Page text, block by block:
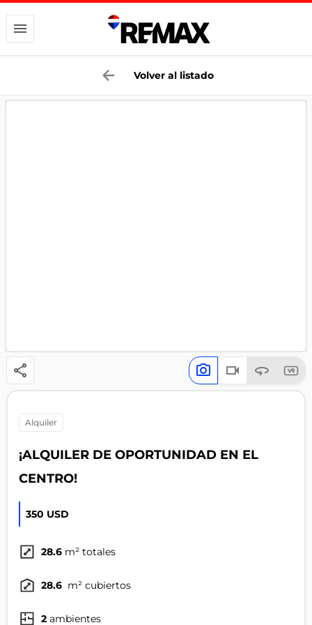
Volver al listado
alquiler
¡ALQUILER DE OPORTUNIDAD EN EL
CENTRO!
350 USD
28.6 m² totales
28.6 m² cubiertos
2 ambientes